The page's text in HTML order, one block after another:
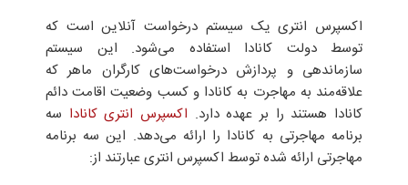
اکسپرس انتری یک سیستم درخواست آنلاین است که
توسط دولت کانادا استفاده می‌شود. این سیستم
سازماندهی و پردازش درخواست‌های کارگران ماهر که
علاقه‌مند به مهاجرت به کانادا و کسب وضعیت اقامت دائم
کانادا هستند را بر عهده دارد. اکسپرس انتری کانادا سه
برنامه مهاجرتی به کانادا را ارائه می‌دهد. این سه برنامه
مهاجرتی ارائه شده توسط اکسپرس انتری عبارتند از: